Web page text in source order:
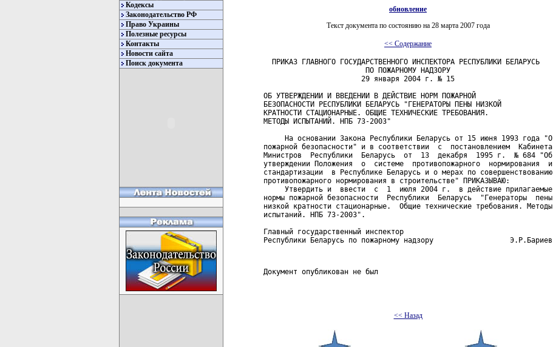
Кодексы
Законодательство РФ
Право Украины
Полезные ресурсы
Контакты
Новости сайта
Поиск документа
обновление
Текст документа по состоянию на 28 марта 2007 года
<< Содержание
  ПРИКАЗ ГЛАВНОГО ГОСУДАРСТВЕННОГО ИНСПЕКТОРА РЕСПУБЛИКИ БЕЛАРУСЬ
                        ПО ПОЖАРНОМУ НАДЗОРУ
                       29 января 2004 г. № 15
ОБ УТВЕРЖДЕНИИ И ВВЕДЕНИИ В ДЕЙСТВИЕ НОРМ ПОЖАРНОЙ
БЕЗОПАСНОСТИ РЕСПУБЛИКИ БЕЛАРУСЬ "ГЕНЕРАТОРЫ ПЕНЫ НИЗКОЙ
КРАТНОСТИ СТАЦИОНАРНЫЕ. ОБЩИЕ ТЕХНИЧЕСКИЕ ТРЕБОВАНИЯ.
МЕТОДЫ ИСПЫТАНИЙ. НПБ 73-2003"
     На основании Закона Республики Беларусь от 15 июня 1993 года "О
пожарной безопасности" и в соответствии  с  постановлением  Кабинета
Министров  Республики  Беларусь  от  13  декабря  1995 г.  № 684 "Об
утверждении Положения  о  системе  противопожарного  нормирования  и
стандартизации  в Республике Беларусь и о мерах по совершенствованию
противопожарного нормирования в строительстве" ПРИКАЗЫВАЮ:
     Утвердить и  ввести  с  1  июля 2004 г.  в действие прилагаемые
нормы пожарной безопасности  Республики  Беларусь  "Генераторы  пены
низкой кратности стационарные.  Общие технические требования. Методы
испытаний. НПБ 73-2003".
Главный государственный инспектор
Документ опубликован не был
<< Назад